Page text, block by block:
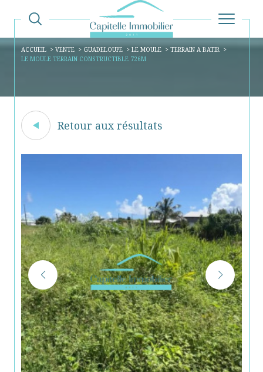
ACCUEIL VENTE GUADELOUPE LE MOULE
TERRAIN A BATIR
LE MOULE TERRAIN CONSTRUCTIBLE 726M
Retour aux résultats